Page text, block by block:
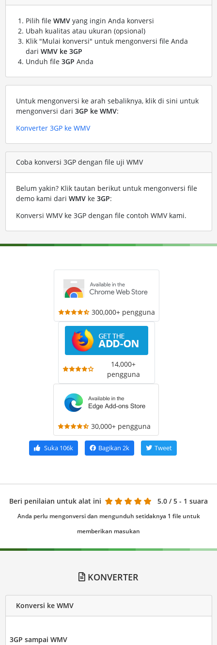
Pilih file WMVyang ingin Anda konversi
Ubah kualitas atau ukuran (opsional)
Klik "Mulai konversi" untuk mengonversi file Anda
dari WMV ke 3GP
Unduh file 3GP Anda
Untuk mengonversi ke arah sebaliknya, klik di sini untuk
mengonversi dari 3GP ke WMV:
Konverter 3GP ke WMV
Coba konversi 3GP dengan file uji WMV
Belum yakin? Klik tautan berikut untuk mengonversi file
demo kami dari WMVke 3GP:
Konversi WMV ke 3GP dengan file contoh WMV kami.
300,000+ pengguna
14,000+
pengguna
30,000+ pengguna
Suka106k Bagikan 2k Tweet
Beri penilaian untuk alat ini 5.0 / 5 - 1 suara
Anda perlu mengonversi dan mengunduh setidaknya 1 file untuk
memberikan masukan
KONVERTER
Konversi ke WMV
3GP sampai WMV